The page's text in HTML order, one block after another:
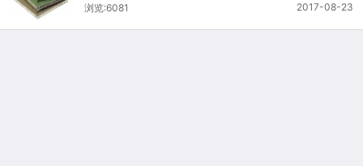
2017-08-23
浏览:6081